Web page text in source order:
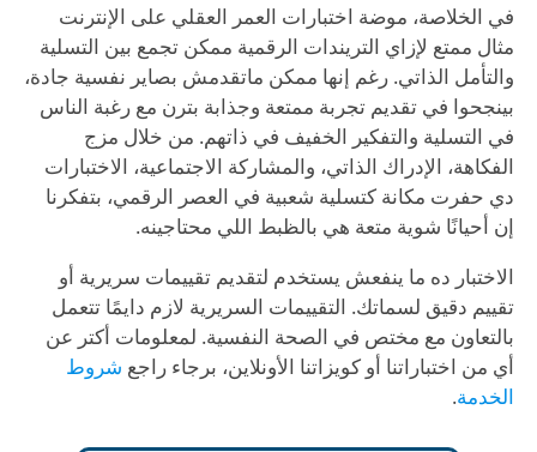
في الخلاصة، موضة اختبارات العمر العقلي على الإنترنت
مثال ممتع لإزاي التريندات الرقمية ممكن تجمع بين التسلية
والتأمل الذاتي. رغم إنها ممكن ماتقدمش بصاير نفسية جادة،
بينجحوا في تقديم تجربة ممتعة وجذابة بترن مع رغبة الناس
في التسلية والتفكير الخفيف في ذاتهم. من خلال مزج
الفكاهة، الإدراك الذاتي، والمشاركة الاجتماعية، الاختبارات
دي حفرت مكانة كتسلية شعبية في العصر الرقمي، بتفكرنا
إن أحيانًا شوية متعة هي بالظبط اللي محتاجينه.
الاختبار ده ما ينفعش يستخدم لتقديم تقييمات سريرية أو
تقييم دقيق لسماتك. التقييمات السريرية لازم دايمًا تتعمل
بالتعاون مع مختص في الصحة النفسية. لمعلومات أكتر عن
أي من اختباراتنا أو كويزاتنا الأونلاين، برجاء راجع شروط
الخدمة.